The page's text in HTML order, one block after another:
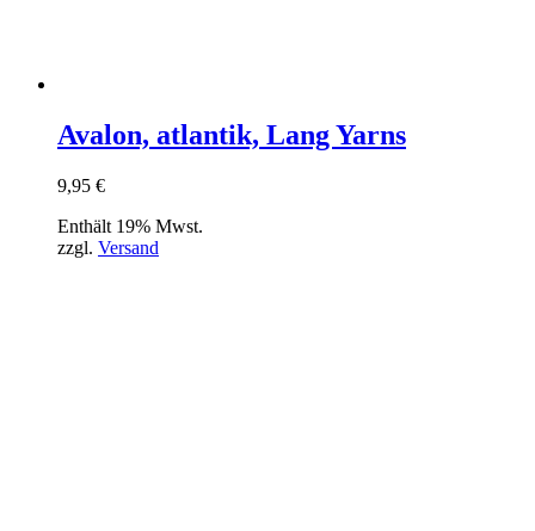
Avalon, atlantik, Lang Yarns
9,95 €
Enthält 19% Mwst.
zzgl. Versand